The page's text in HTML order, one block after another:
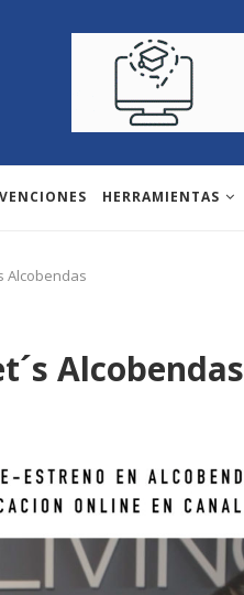
HERRAMIENTAS
Alcobendas
Alcobendas